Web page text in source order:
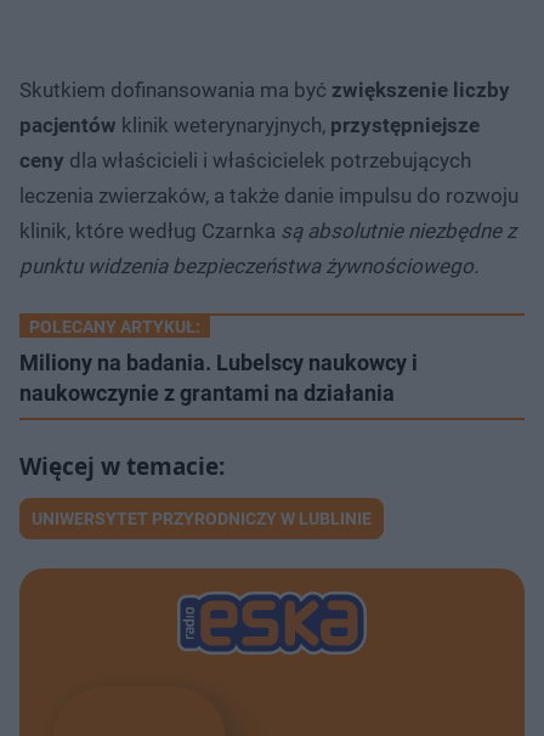
Skutkiem dofinansowania ma być zwiększenie liczby
pacjentów klinik weterynaryjnych, przystępniejsze
ceny dla właścicieli i właścicielek potrzebujących
leczenia zwierzaków, a także danie impulsu do rozwoju
klinik, które według Czarnka są absolutnie niezbędne z
punktu widzenia bezpieczeństwa żywnościowego.
POLECANY ARTYKUŁ:
Miliony na badania. Lubelscy naukowcy i
naukowczynie z grantami na działania
UNIWERSYTET PRZYRODNICZY W LUBLINIE